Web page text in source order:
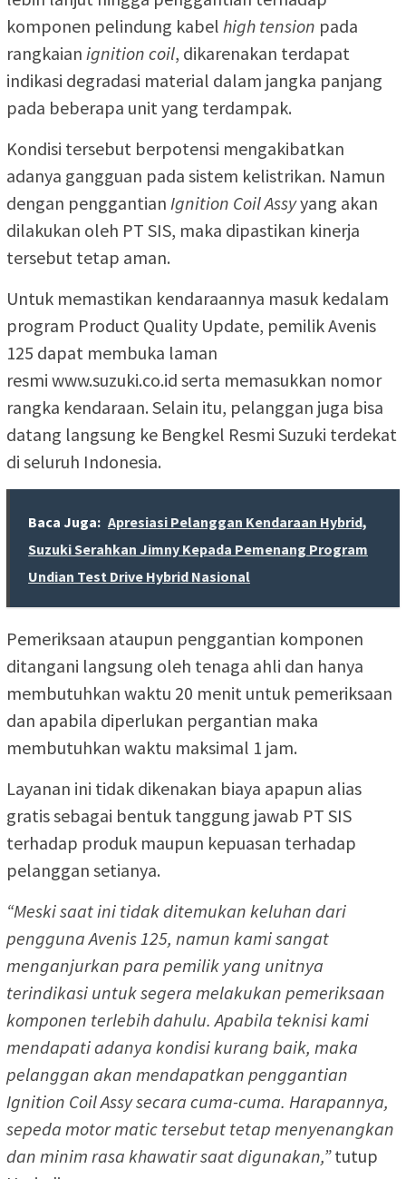
komponen pelindung kabel high tension pada
rangkaian ignition coil, dikarenakan terdapat
indikasi degradasi material dalam jangka panjang
pada beberapa unit yang terdampak.
Kondisi tersebut berpotensi mengakibatkan
adanya gangguan pada sistem kelistrikan. Namun
dengan penggantian Ignition Coil Assyyang akan
dilakukan oleh PT SIS, maka dipastikan kinerja
tersebut tetap aman.
Untuk memastikan kendaraannya masuk kedalam
program Product Quality Update, pemilik Avenis
125 dapat membuka laman
resmi www.suzuki.co.id serta memasukkan nomor
rangka kendaraan. Selain itu, pelanggan juga bisa
datang langsung ke Bengkel Resmi Suzuki terdekat
di seluruh Indonesia.
Baca Juga: Apresiasi Pelanggan Kendaraan Hybrid,
Suzuki Serahkan Jimny Kepada Pemenang Program
Undian Test Drive Hybrid Nasional
Pemeriksaan ataupun penggantian komponen
ditangani langsung oleh tenaga ahli dan hanya
membutuhkan waktu 20 menit untuk pemeriksaan
dan apabila diperlukan pergantian maka
membutuhkan waktu maksimal 1 jam.
Layanan ini tidak dikenakan biaya apapun alias
gratis sebagai bentuk tanggung jawab PT SIS
terhadap produk maupun kepuasan terhadap
pelanggan setianya.
“Meski saat ini tidak ditemukan keluhan dari
pengguna Avenis 125, namun kami sangat
menganjurkan para pemilik yang unitnya
terindikasi untuk segera melakukan pemeriksaan
komponen terlebih dahulu. Apabila teknisi kami
mendapati adanya kondisi kurang baik, maka
pelanggan akan mendapatkan penggantian
Ignition Coil Assy secara cuma-cuma. Harapannya,
sepeda motor matic tersebut tetap menyenangkan
dan minim rasa khawatir saat digunakan,”tutup